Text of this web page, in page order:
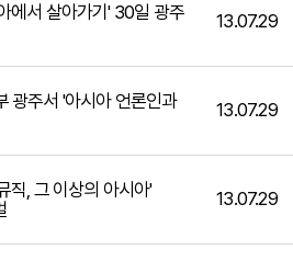
에서 살아가기' 30일 광주
13.07.29
광주서 '아시아 언론인과
13.07.29
직, 그 이상의 아시아'
13.07.29